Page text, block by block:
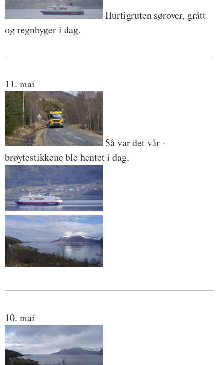
Hurtigruten sørover, grått
og regnbyger i dag.
11. mai
Så var det vår -
brøytestikkene ble hentet i dag.
10. mai